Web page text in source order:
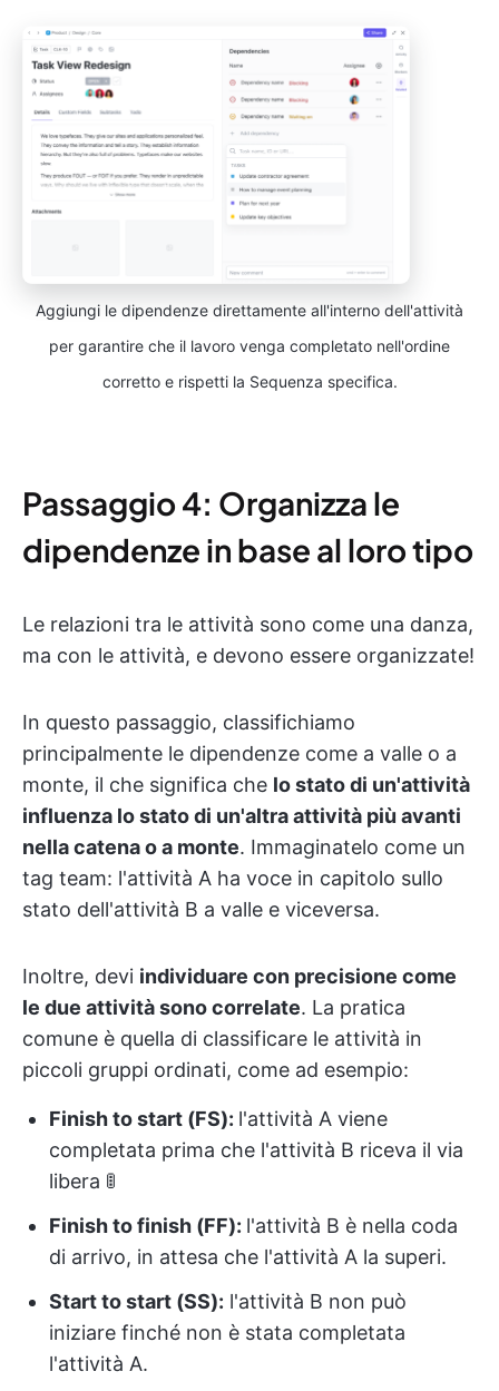
Aggiungi le dipendenze direttamente all'interno dell'attività
per garantire che il lavoro venga completato nell'ordine
corretto e rispetti la Sequenza specifica.
Passaggio 4: Organizza le
dipendenze in base al loro tipo
Le relazioni tra le attività sono come una danza,
ma con le attività, e devono essere organizzate!
In questo passaggio, classifichiamo
principalmente le dipendenze come a valle o a
monte, il che significa che lo stato di un'attività
influenza lo stato di un'altra attività più avanti
nella catena o a monte. Immaginatelo come un
tag team: l'attività A ha voce in capitolo sullo
stato dell'attività B a valle e viceversa.
Inoltre, devi individuare con precisione come
le due attività sono correlate. La pratica
comune è quella di classificare le attività in
piccoli gruppi ordinati, come ad esempio:
Finish to start (FS): l'attività A viene
completata prima che l'attività B riceva il via
libera 🚦
Finish to finish (FF): l'attività B è nella coda
di arrivo, in attesa che l'attività A la superi.
Start to start (SS): l'attività B non può
iniziare finché non è stata completata
l'attività A.